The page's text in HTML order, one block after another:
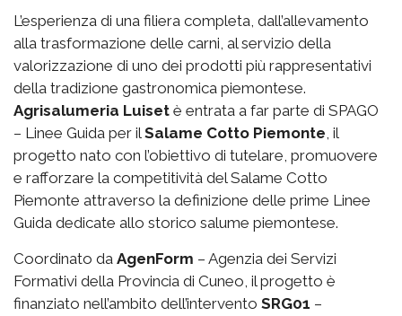
L’esperienza di una filiera completa, dall’allevamento
alla trasformazione delle carni, al servizio della
valorizzazione di uno dei prodotti più rappresentativi
della tradizione gastronomica piemontese.
Agrisalumeria Luiset è entrata a far parte di SPAGO
– Linee Guida per ilSalame Cotto Piemonte, il
progetto nato con l’obiettivo di tutelare, promuovere
e rafforzare la competitività del Salame Cotto
Piemonte attraverso la definizione delle prime Linee
Guida dedicate allo storico salume piemontese.
Coordinato da AgenForm – Agenzia dei Servizi
Formativi della Provincia di Cuneo, il progetto è
finanziato nell’ambito dell’intervento SRG01 –